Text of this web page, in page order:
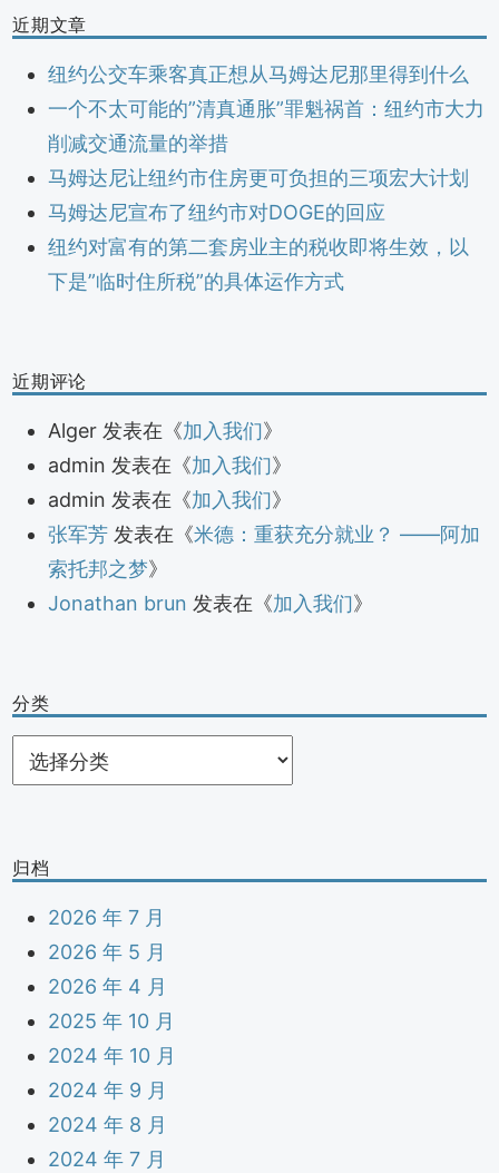
近期文章
纽约公交车乘客真正想从马姆达尼那里得到什么
一个不太可能的”清真通胀”罪魁祸首：纽约市大力
削减交通流量的举措
马姆达尼让纽约市住房更可负担的三项宏大计划
马姆达尼宣布了纽约市对DOGE的回应
纽约对富有的第二套房业主的税收即将生效，以
下是”临时住所税”的具体运作方式
近期评论
Alger 发表在《加入我们》
admin 发表在《加入我们》
admin 发表在《加入我们》
张军芳 发表在《米德：重获充分就业？ ——阿加
索托邦之梦》
Jonathan brun 发表在《加入我们》
分类
分
类
归档
2026 年 7 月
2026 年 5 月
2026 年 4 月
2025 年 10 月
2024 年 10 月
2024 年 9 月
2024 年 8 月
2024 年 7 月